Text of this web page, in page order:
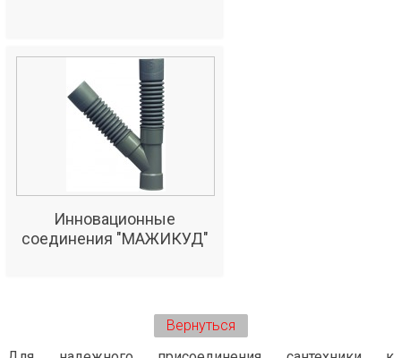
Инновационные
соединения "МАЖИКУД"
Вернуться